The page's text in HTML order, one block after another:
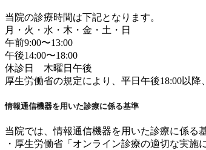
当院の診療時間は下記となります。
月・火・水・木・金・土・日
午前9:00〜13:00
午後14:00〜18:00
休診日 木曜日午後
厚生労働省の規定により、平日午後18:00以
情報通信機器を用いた診療に係る基準
当院では、情報通信機器を用いた診療に係る
・厚生労働省「オンライン診療の適切な実施